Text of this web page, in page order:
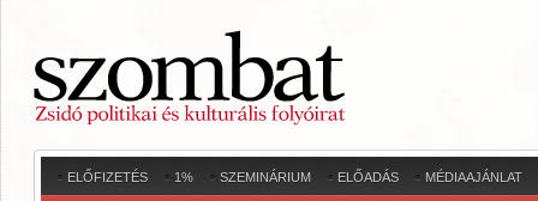
ELŐFIZETÉS 1% SZEMINÁRIUM ELŐADÁS MÉDIAAJÁNLAT